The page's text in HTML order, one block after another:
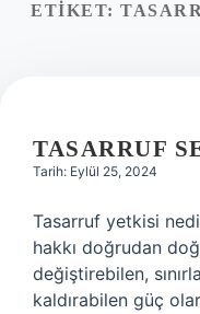
Yasal Uyarı
ETIKET:
TASARRUF
Tarih: Eylül 25, 2024
Tasarruf yetkisi
hakkı doğrudan
değiştirebilen,
kaldırabilen güç